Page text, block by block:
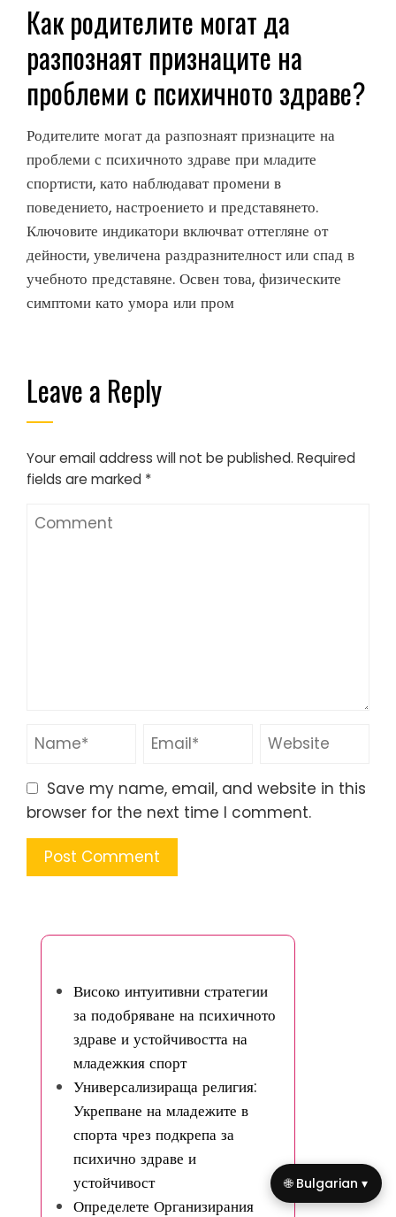
Как родителите могат да
разпознаят признаците на
проблеми с психичното здраве?
Родителите могат да разпознаят признаците на
проблеми с психичното здраве при младите
спортисти, като наблюдават промени в
поведението, настроението и представянето.
Ключовите индикатори включват оттегляне от
дейности, увеличена раздразнителност или спад в
учебното представяне. Освен това, физическите
симптоми като умора или пром
Leave a Reply
Your email address will not be published. Required
fields are marked *
Save my name, email, and website in this
browser for the next time I comment.
Високо интуитивни стратегии
за подобряване на психичното
здраве и устойчивостта на
младежкия спорт
Универсализираща религия:
Укрепване на младежите в
спорта чрез подкрепа за
психично здраве и
устойчивост
Определете Организирания
🌐 Bulgarian ▾